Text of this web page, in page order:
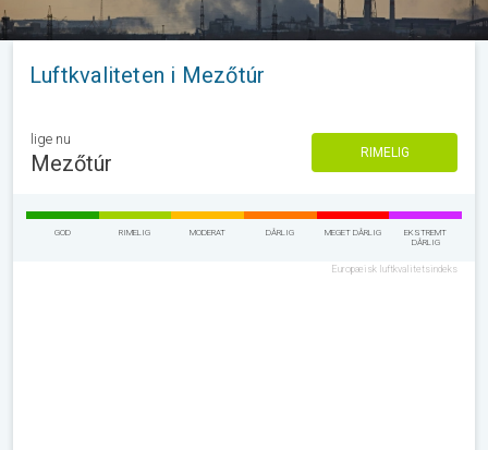
Luftkvaliteten i Mezőtúr
lige nu
Mezőtúr RIMELIG
GOD RIMELIG MODERAT DÅRLIG MEGET DÅRLIG
EKSTREMT
DÅRLIG
Europæisk luftkvalitetsindeks